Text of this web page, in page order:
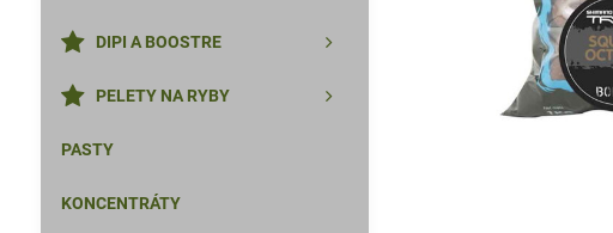
DIPI A BOOSTRE
PELETY NA RYBY
PASTY
KONCENTRÁTY